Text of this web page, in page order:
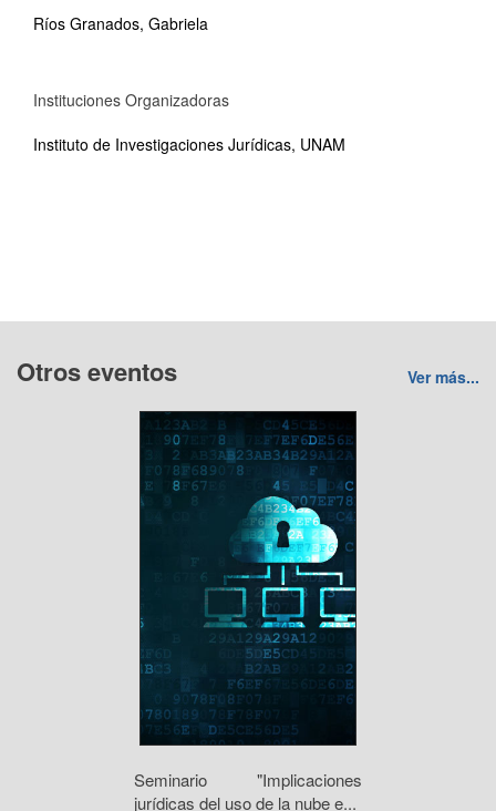
Ríos Granados, Gabriela
Instituciones Organizadoras
Instituto de Investigaciones Jurídicas, UNAM
Otros eventos Ver más...
Seminario "Implicaciones
jurídicas del uso de la nube e...